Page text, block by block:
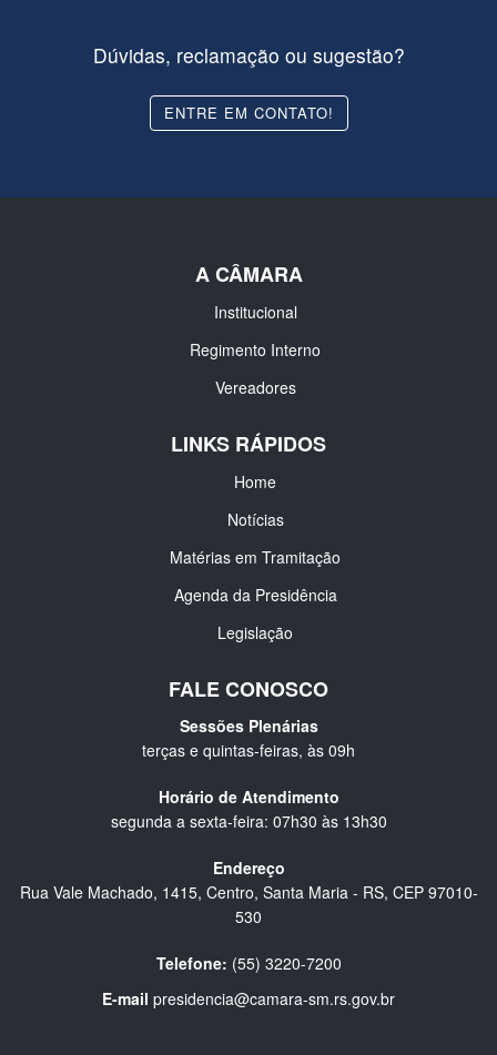
Dúvidas, reclamação ou sugestão?
ENTRE EM CONTATO!
A CÂMARA
Institucional
Regimento Interno
Vereadores
LINKS RÁPIDOS
Home
Notícias
Matérias em Tramitação
Agenda da Presidência
Legislação
FALE CONOSCO
Sessões Plenárias
terças e quintas-feiras, às 09h
Horário de Atendimento
segunda a sexta-feira: 07h30 às 13h30
Endereço
Rua Vale Machado, 1415, Centro, Santa Maria - RS, CEP 97010-
530
Telefone: (55) 3220-7200
E-mail presidencia@camara-sm.rs.gov.br